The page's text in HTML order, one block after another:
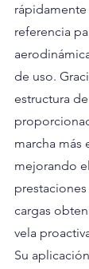
referencia
de uso.
estructura
marcha más
mejorando
cargas
vela
Su